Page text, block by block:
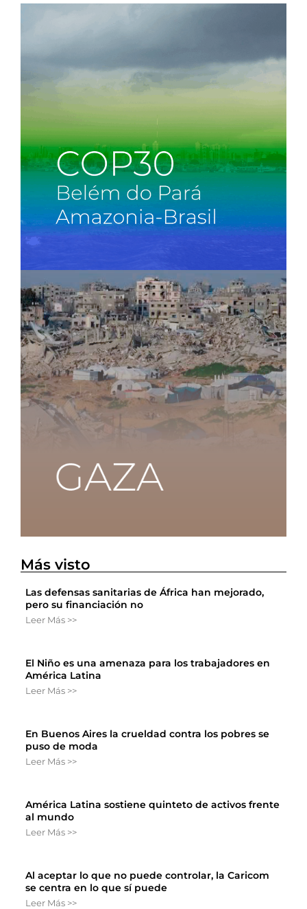
Más visto
Las defensas sanitarias de África han mejorado,
pero su financiación no
Leer Más >>
El Niño es una amenaza para los trabajadores en
América Latina
Leer Más >>
En Buenos Aires la crueldad contra los pobres se
puso de moda
Leer Más >>
América Latina sostiene quinteto de activos frente
al mundo
Leer Más >>
Al aceptar lo que no puede controlar, la Caricom
se centra en lo que sí puede
Leer Más >>